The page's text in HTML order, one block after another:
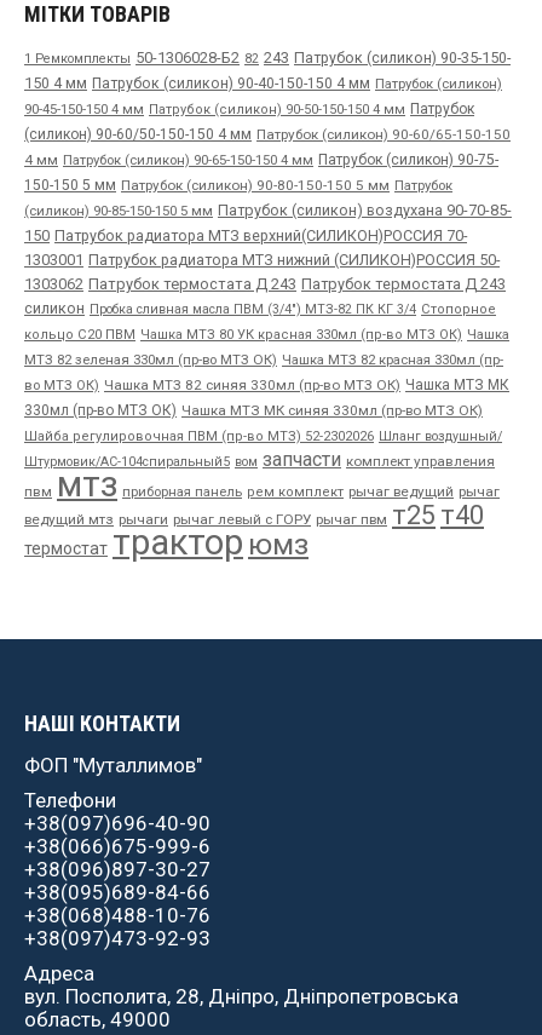
МІТКИ ТОВАРІВ
1 Ремкомплекты 50-1306028-Б2 82 243 Патрубок (силикон) 90-35-150-
150 4 мм Патрубок (силикон) 90-40-150-150 4 мм Патрубок (силикон)
90-45-150-150 4 мм Патрубок (силикон) 90-50-150-150 4 мм Патрубок
(силикон) 90-60/50-150-150 4 мм Патрубок (силикон) 90-60/65-150-150
4 мм Патрубок (силикон) 90-65-150-150 4 мм Патрубок (силикон) 90-75-
150-150 5 мм Патрубок (силикон) 90-80-150-150 5 мм Патрубок
(силикон) 90-85-150-150 5 мм Патрубок (силикон) воздухана 90-70-85-
150 Патрубок радиатора МТЗ верхний(СИЛИКОН)РОССИЯ 70-
1303001 Патрубок радиатора МТЗ нижний (СИЛИКОН)РОССИЯ 50-
1303062 Патрубок термостата Д 243 Патрубок термостата Д 243
силикон Пробка сливная масла ПВМ (3/4") МТЗ-82 ПК КГ 3/4 Стопорное
кольцо С20 ПВМ Чашка МТЗ 80 УК красная 330мл (пр-во МТЗ ОК) Чашка
МТЗ 82 зеленая 330мл (пр-во МТЗ ОК) Чашка МТЗ 82 красная 330мл (пр-
во МТЗ ОК) Чашка МТЗ 82 синяя 330мл (пр-во МТЗ ОК) Чашка МТЗ МК
330мл (пр-во МТЗ ОК) Чашка МТЗ МК синяя 330мл (пр-во МТЗ ОК)
Шайба регулировочная ПВМ (пр-во МТЗ) 52-2302026 Шланг воздушный/
Штурмовик/АС-104спиральный5 вом запчасти комплект управления
пвм мтз приборная панель рем комплект рычаг ведущий рычаг
ведущий мтз рычаги рычаг левый с ГОРУ рычаг пвм т25 т40
термостат трактор юмз
НАШІ КОНТАКТИ
ФОП "Муталлимов"
Телефони
+38(097)696-40-90
+38(066)675-999-6
+38(096)897-30-27
+38(095)689-84-66
+38(068)488-10-76
+38(097)473-92-93
Адреса
вул. Посполита, 28, Дніпро, Дніпропетровська
область, 49000